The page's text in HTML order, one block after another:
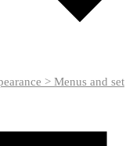
> Menus and set